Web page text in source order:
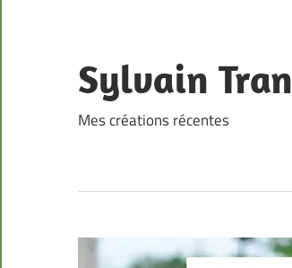
content
Sylvain Tran
Mes créations récentes